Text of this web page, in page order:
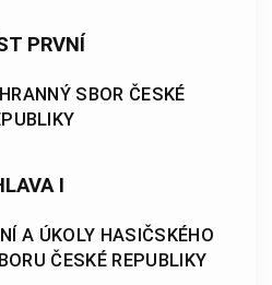
PRVNÍ
SBOR ČESKÉ
I
A ÚKOLY HASIČSKÉHO
ČESKÉ REPUBLIKY